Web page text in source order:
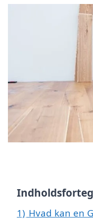
1) Hvad kan en